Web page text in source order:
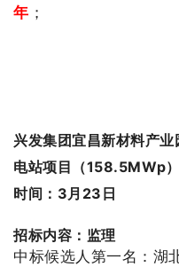
年 ；
兴发集团宜昌新材料产
电站项目（158.5MWp）
时间：3月23日
招标内容：监理
中标候选人第一名：湖